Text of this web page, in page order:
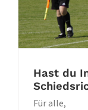
Hast du
Für alle,